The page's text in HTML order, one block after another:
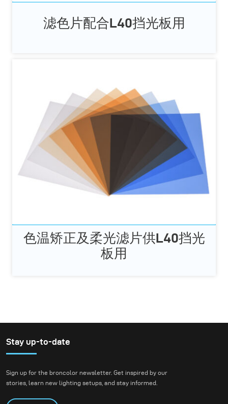
滤色片配合L40挡光板用
色温矫正及柔光滤片供L40挡光
板用
Stay up-to-date
Sign up for the broncolor newsletter. Get inspired by our
stories, learn new lighting setups, and stay informed.